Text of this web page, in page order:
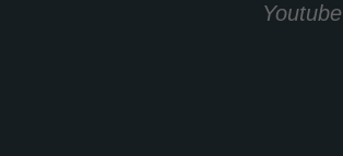
Youtube